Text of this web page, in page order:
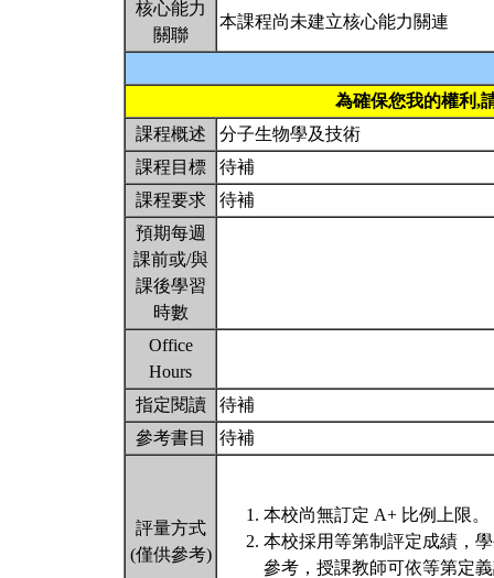
核心能力
關聯
本課程尚未建立核心能力關連
為確保您我的權利,
課程概述
分子生物學及技術
課程目標
待補
課程要求
待補
預期每週
課前或/與
課後學習
時數
Office
Hours
指定閱讀
待補
參考書目
待補
評量方式
(僅供參考)
本校尚無訂定 A+ 比例上限。
本校採用等第制評定成績，
參考，授課教師可依等第定